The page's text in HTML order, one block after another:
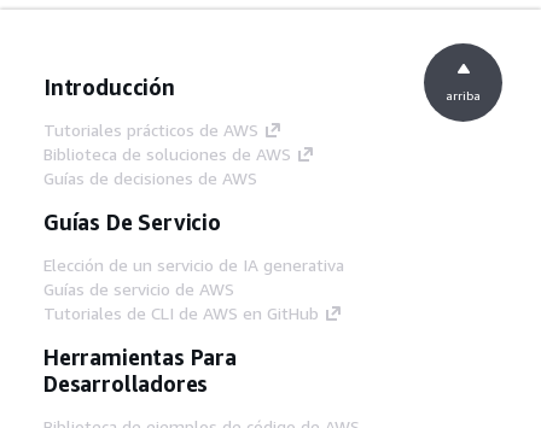
Introducción
Tutoriales prácticos de AWS
Biblioteca de soluciones de AWS
Guías de decisiones de AWS
Guías De Servicio
Elección de un servicio de IA generativa
Guías de servicio de AWS
Tutoriales de CLI de AWS en GitHub
Herramientas Para
Desarrolladores
arriba